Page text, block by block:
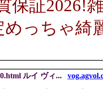
保証2026!
めっちゃ綺
ルイ ヴィ...